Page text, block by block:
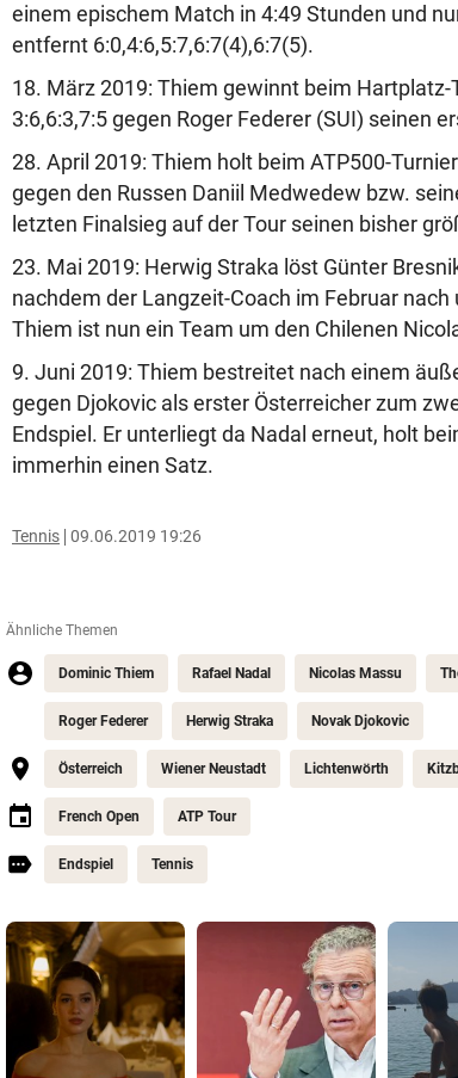
einem epischem Match in 4:49 Stunden und
entfernt 6:0,4:6,5:7,6:7(4),6:7(5).
18. März 2019: Thiem gewinnt beim
3:6,6:3,7:5 gegen Roger Federer (SUI) seinen
28. April 2019: Thiem holt beim ATP500-
gegen den Russen Daniil Medwedew bzw.
letzten Finalsieg auf der Tour seinen bisher
23. Mai 2019: Herwig Straka löst Günter
nachdem der Langzeit-Coach im Februar
Thiem ist nun ein Team um den Chilenen
9. Juni 2019: Thiem bestreitet nach einem
gegen Djokovic als erster Österreicher zum
Endspiel. Er unterliegt da Nadal erneut, holt
immerhin einen Satz.
Tennis 09.06.2019 19:26
Ähnliche Themen
Dominic Thiem Rafael Nadal Nicolas Massu
Roger Federer Herwig Straka Novak Djokovic
Österreich Wiener Neustadt Lichtenwörth
French Open ATP Tour
Endspiel Tennis